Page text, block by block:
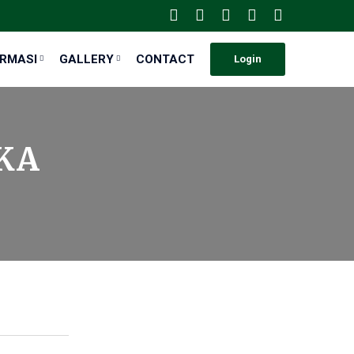
Login
GALLERY CONTACT